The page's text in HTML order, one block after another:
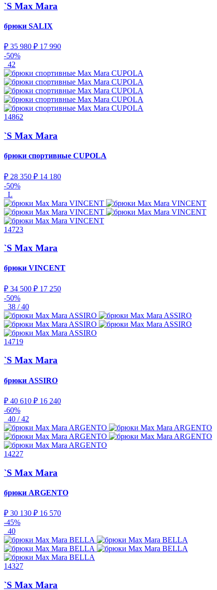
`S Max Mara
брюки SALIX
₽ 35 980 ₽ 17 990
-50%
42
14862
`S Max Mara
брюки спортивные CUPOLA
₽ 28 350 ₽ 14 180
-50%
L
14723
`S Max Mara
брюки VINCENT
₽ 34 500 ₽ 17 250
-50%
38 / 40
14719
`S Max Mara
брюки ASSIRO
₽ 40 610 ₽ 16 240
-60%
40 / 42
14227
`S Max Mara
брюки ARGENTO
₽ 30 130 ₽ 16 570
-45%
40
14327
`S Max Mara